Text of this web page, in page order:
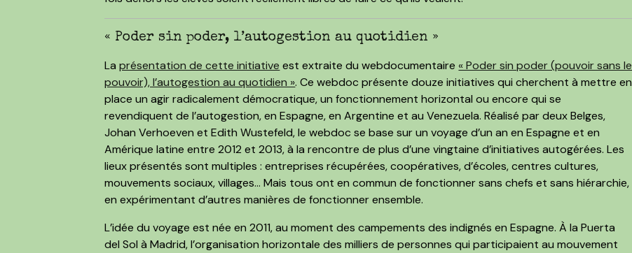
« Poder sin poder, l’autogestion au quotidien »
Laprésentation de cette initiative est extraite du webdocumentaire« Poder sin poder (pouvoir sans le
pouvoir), l’autogestion au quotidien ». Ce webdoc présente douze initiatives qui cherchent à mettre en
place un agir radicalement démocratique, un fonctionnement horizontal ou encore qui se
revendiquent de l’autogestion, en Espagne, en Argentine et au Venezuela. Réalisé par deux Belges,
Johan Verhoeven et Edith Wustefeld, le webdoc se base sur un voyage d’un an en Espagne et en
Amérique latine entre 2012 et 2013, à la rencontre de plus d’une vingtaine d’initiatives autogérées. Les
lieux présentés sont multiples : entreprises récupérées, coopératives, d’écoles, centres cultures,
mouvements sociaux, villages… Mais tous ont en commun de fonctionner sans chefs et sans hiérarchie,
en expérimentant d’autres manières de fonctionner ensemble.
L’idée du voyage est née en 2011, au moment des campements des indignés en Espagne. À la Puerta
del Sol à Madrid, l’organisation horizontale des milliers de personnes qui participaient au mouvement